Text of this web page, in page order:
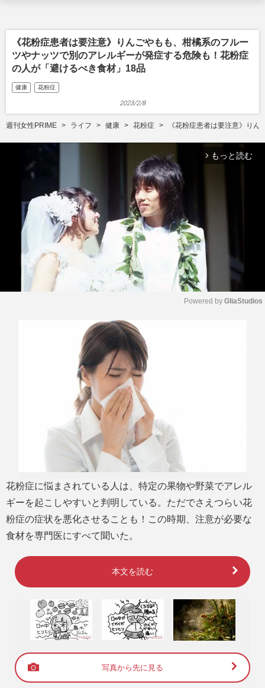
《花粉症患者は要注意》りんごやもも、柑橘系のフルー
ツやナッツで別のアレルギーが発症する危険も！花粉症
の人が「避けるべき食材」18品
健康 花粉症
2023/2/8
週刊女性PRIME ライフ 健康 花粉症 《花粉症患者は要注意》り
arrow_forward_ios もっと読む
Powered by GliaStudios
花粉症に悩まされている人は、特定の果物や野菜でアレル
ギーを起こしやすいと判明している。ただでさえつらい花
粉症の症状を悪化させることも！この時期、注意が必要な
食材を専門医にすべて聞いた。
本文を読む
写真から先に見る